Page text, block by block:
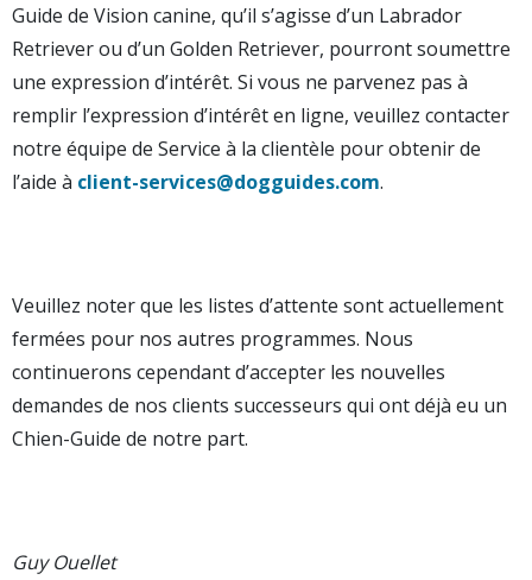
Guide de Vision canine, qu’il s’agisse d’un Labrador
Retriever ou d’un Golden Retriever, pourront soumettre
une expression d’intérêt. Si vous ne parvenez pas à
remplir l’expression d’intérêt en ligne, veuillez contacter
notre équipe de Service à la clientèle pour obtenir de
l’aide à client-services@dogguides.com.
Veuillez noter que les listes d’attente sont actuellement
fermées pour nos autres programmes. Nous
continuerons cependant d’accepter les nouvelles
demandes de nos clients successeurs qui ont déjà eu un
Chien-Guide de notre part.
Guy Ouellet